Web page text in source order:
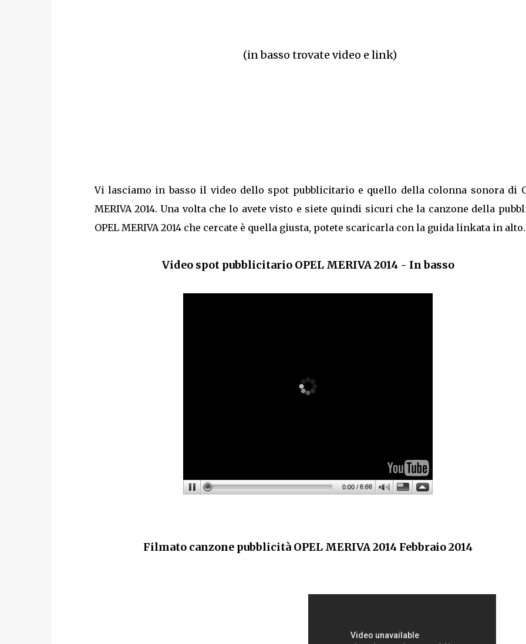
(in basso trovate video e link)
Vi lasciamo in basso il video dello spot pubblicitario e quello della colonna sonora di
MERIVA 2014. Una volta che lo avete visto e siete quindi sicuri che la canzone della
OPEL MERIVA 2014 che cercate è quella giusta, potete scaricarla con la guida linkata in alto.
Video spot pubblicitario OPEL MERIVA 2014 - In basso
Filmato canzone pubblicità OPEL MERIVA 2014 Febbraio 2014